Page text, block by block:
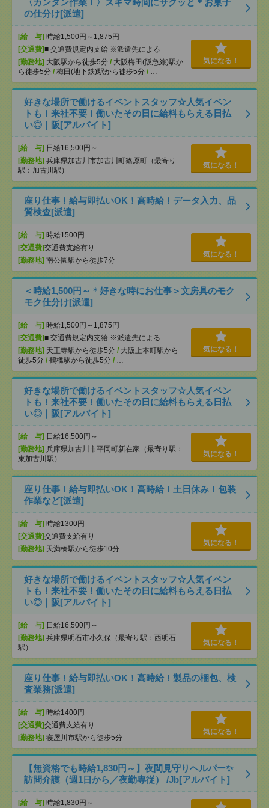
〈カンタン作業！〉スキマ時間にサクッと＊お菓子
の仕分け[派遣]
[給 与] 時給1,500円～1,875円
[交通費]■ 交通費規定内支給 ※派遣先による
[勤務地] 大阪駅から徒歩5分 / 大阪梅田(阪急線)駅か
ら徒歩5分 / 梅田(地下鉄)駅から徒歩5分 / …
気になる！
好きな場所で働けるイベントスタッフ☆人気イベン
トも！来社不要！働いたその日に給料もらえる日払
い◎｜阪[アルバイト]
[給 与] 日給16,500円～
[勤務地] 兵庫県加古川市加古川町篠原町（最寄り
駅：加古川駅）
気になる！
座り仕事！給与即払いOK！高時給！データ入力、品
質検査[派遣]
[給 与] 時給1500円
[交通費]交通費支給有り
[勤務地] 南公園駅から徒歩7分
気になる！
＜時給1,500円～＊好きな時にお仕事＞文房具のモク
モク仕分け[派遣]
[給 与] 時給1,500円～1,875円
[交通費]■ 交通費規定内支給 ※派遣先による
[勤務地] 天王寺駅から徒歩5分 / 大阪上本町駅から
徒歩5分 / 鶴橋駅から徒歩5分 / …
気になる！
好きな場所で働けるイベントスタッフ☆人気イベン
トも！来社不要！働いたその日に給料もらえる日払
い◎｜阪[アルバイト]
[給 与] 日給16,500円～
[勤務地] 兵庫県加古川市平岡町新在家（最寄り駅：
東加古川駅）
気になる！
座り仕事！給与即払いOK！高時給！土日休み！包装
作業など[派遣]
[給 与] 時給1300円
[交通費]交通費支給有り
[勤務地] 天満橋駅から徒歩10分
気になる！
好きな場所で働けるイベントスタッフ☆人気イベン
トも！来社不要！働いたその日に給料もらえる日払
い◎｜阪[アルバイト]
[給 与] 日給16,500円～
[勤務地] 兵庫県明石市小久保（最寄り駅：西明石
駅）
気になる！
座り仕事！給与即払いOK！高時給！製品の梱包、検
査業務[派遣]
[給 与] 時給1400円
[交通費]交通費支給有り
[勤務地] 寝屋川市駅から徒歩5分
気になる！
【無資格でも時給1,830円～】夜間見守りヘルパー✨
訪問介護（週1日から／夜勤専従） /Jb[アルバイト]
[給 与] 時給1,830円～